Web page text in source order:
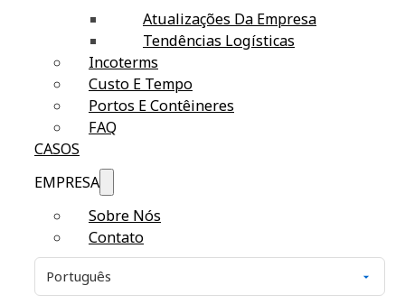
Atualizações Da Empresa
Tendências Logísticas
Incoterms
Custo E Tempo
Portos E Contêineres
FAQ
CASOS
EMPRESA
Sobre Nós
Contato